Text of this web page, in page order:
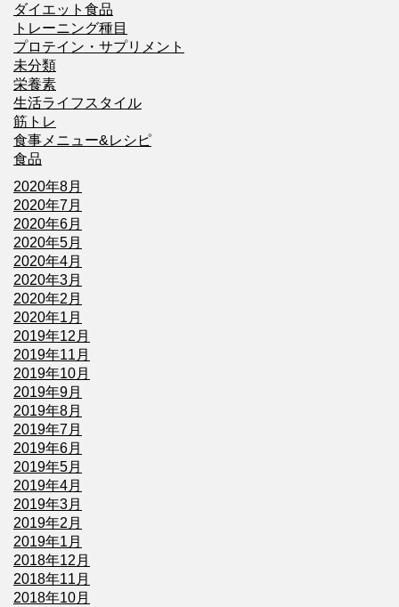
ダイエット食品
トレーニング種目
プロテイン・サプリメント
未分類
栄養素
生活ライフスタイル
筋トレ
食事メニュー&レシピ
食品
2020年8月
2020年7月
2020年6月
2020年5月
2020年4月
2020年3月
2020年2月
2020年1月
2019年12月
2019年11月
2019年10月
2019年9月
2019年8月
2019年7月
2019年6月
2019年5月
2019年4月
2019年3月
2019年2月
2019年1月
2018年12月
2018年11月
2018年10月